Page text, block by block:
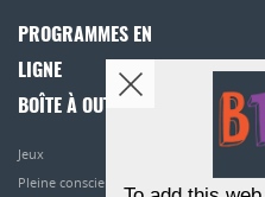
PROGRAMMES EN
LIGNE
BOÎTE À OUTILS
Jeux
Pleine conscience